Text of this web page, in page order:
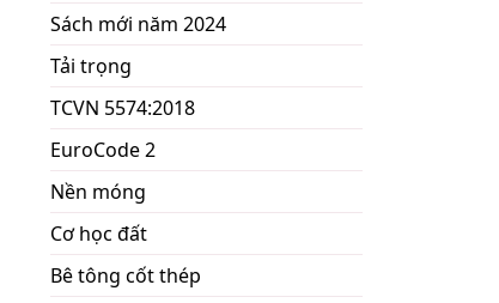
Sách mới năm 2024
Tải trọng
TCVN 5574:2018
EuroCode 2
Nền móng
Cơ học đất
Bê tông cốt thép